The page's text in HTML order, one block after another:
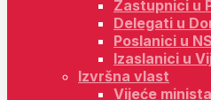
Zastupnici u
Delegati u
Poslanici u
Izaslanici u
Izvršna vlast
Vijeće